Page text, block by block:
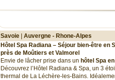
Savoie
Auvergne - Rhone-Alpes
Hôtel Spa Radiana – Séjour bien-être en
près de Moûtiers et Valmorel
Envie de lâcher prise dans un hôtel Spa
Découvrez l’Hôtel Radiana & Spa, un 3
thermal de La Léchère-les-Bains.